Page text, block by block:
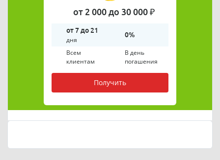
от 2 000 до 30 000 ₽
от 7 до 21
дня
0%
Всем
клиентам
В день
погашения
Получить